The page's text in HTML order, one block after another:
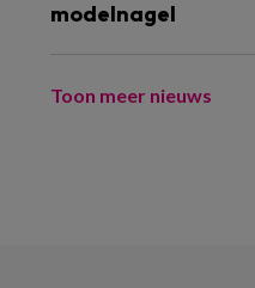
modelnagel
Toon meer nieuws